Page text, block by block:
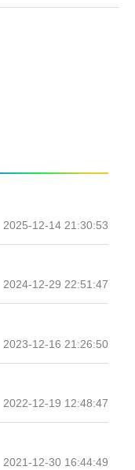
2025-12-14 21:30:53
2024-12-29 22:51:47
2023-12-16 21:26:50
2022-12-19 12:48:47
2021-12-30 16:44:49